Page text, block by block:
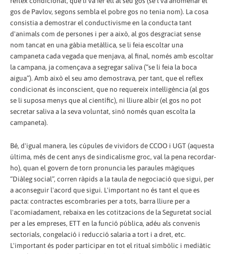
gos de Pavlov, segons sembla el pobre gos no tenia nom). La cosa
consistia a demostrar el conductivisme en la conducta tant
d'animals com de persones i per a això, al gos desgraciat sense
nom tancat en una gàbia metàl·lica, se li feia escoltar una
campaneta cada vegada que menjava, al final, només amb escoltar
la campana, ja començava a segregar saliva (“se li feia la boca
aigua”). Amb això el seu amo demostrava, per tant, que el reflex
condicionat és inconscient, que no requereix intel·ligència (al gos
se li suposa menys que al científic), ni lliure albir (el gos no pot
secretar saliva a la seva voluntat, sinó només quan escolta la
campaneta).
Bé, d'igual manera, les cúpules de vividors de CCOO i UGT (aquesta
última, més de cent anys de sindicalisme groc, val la pena recordar-
ho), quan el govern de torn pronuncia les paraules màgiques
“Diàleg social”, corren ràpids a la taula de negociació que sigui, per
a aconseguir l'acord que sigui. L'important no és tant el que es
pacta: contractes escombraries per a tots, barra lliure per a
l'acomiadament, rebaixa en les cotitzacions de la Seguretat social
per a les empreses, ETT en la funció pública, adéu als convenis
sectorials, congelació i reducció salaria a tort i a dret, etc.
L'important és poder participar en tot el ritual simbòlic i mediàtic